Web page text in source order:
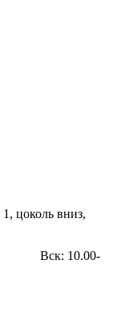
1, цоколь вниз,
10.00-